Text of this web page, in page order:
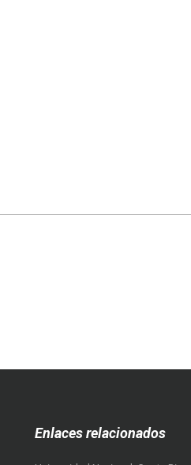
Enlaces relacionados